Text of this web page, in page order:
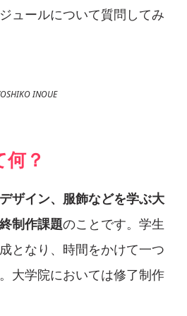
ュールについて質問してみ
INOUE
？
ザイン、服飾などを学ぶ大
制作課題のことです。学生
となり、時間をかけて一つ
大学院においては修了制作